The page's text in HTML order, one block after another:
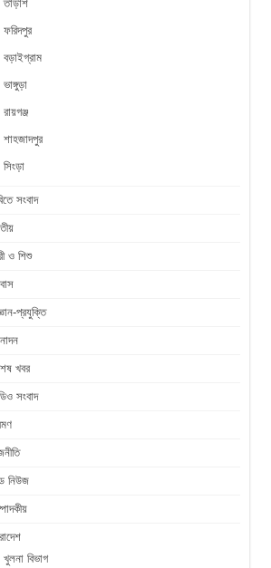
তাড়াশ
ফরিদপুর
বড়াইগ্রাম
ভাঙ্গুড়া
রায়গঞ্জ
শাহজাদপুর
সিংড়া
সংবাদ
ও শিশু
প্রযুক্তি
খবর
সংবাদ
নিউজ
খুলনা বিভাগ